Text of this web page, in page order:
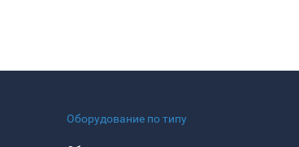
Оборудование по типу